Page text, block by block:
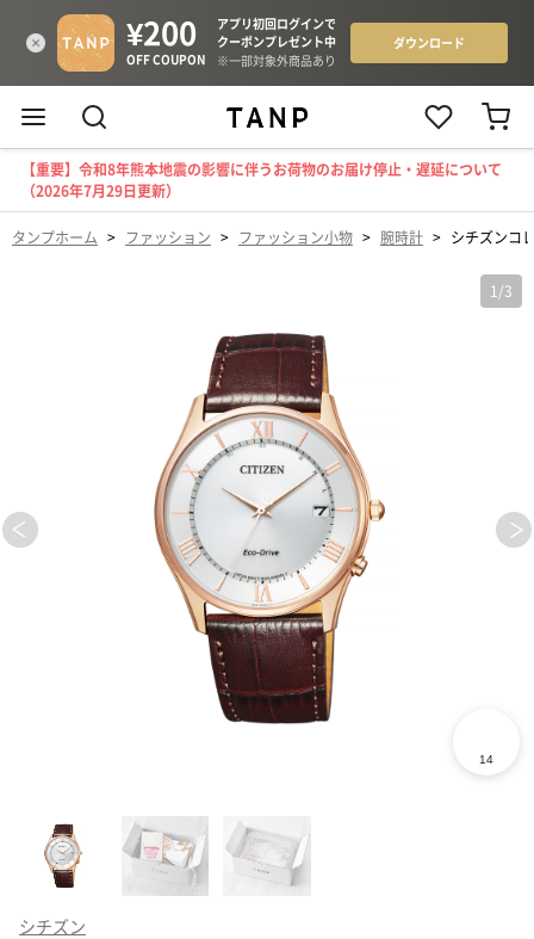
【重要】令和8年熊本地震の影響に伴うお荷物のお届け停止・遅延について
（2026年7月29日更新）
タンプホーム > ファッション > ファッション小物 > 腕時計 > シチズンコ
1 /3
シチズン